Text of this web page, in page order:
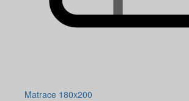
Matrace 180x200